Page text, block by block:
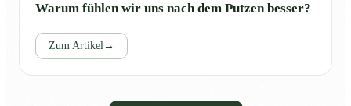
Warum fühlen wir uns nach dem Putzen besser?
Zum Artikel→